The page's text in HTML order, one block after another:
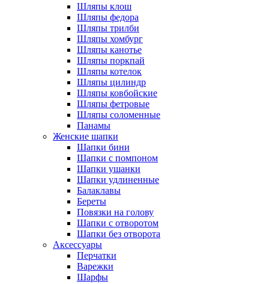
Шляпы клош
Шляпы федора
Шляпы трилби
Шляпы хомбург
Шляпы канотье
Шляпы поркпай
Шляпы котелок
Шляпы цилиндр
Шляпы ковбойские
Шляпы фетровые
Шляпы соломенные
Панамы
Женские шапки
Шапки бини
Шапки с помпоном
Шапки ушанки
Шапки удлиненные
Балаклавы
Береты
Повязки на голову
Шапки с отворотом
Шапки без отворота
Аксессуары
Перчатки
Варежки
Шарфы